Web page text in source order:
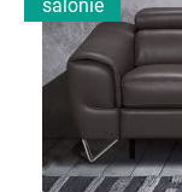
salonie